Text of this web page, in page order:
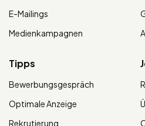
E-Mailings
Medienkampagnen
Tipps
Bewerbungsgespräch
Optimale Anzeige
Rekrutierung